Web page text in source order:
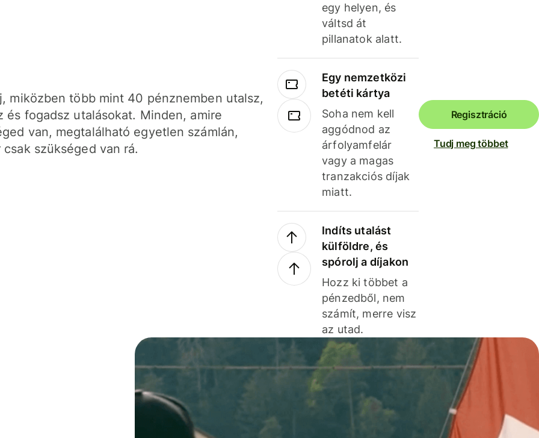
miközben több mint 40 pénznemben utalsz,
és fogadsz utalásokat. Minden, amire
van, megtalálható egyetlen számlán,
csak szükséged van rá.
egy helyen, és
váltsd át
pillanatok alatt.
Egy nemzetközi
betéti kártya
Soha nem kell
aggódnod az
árfolyamfelár
vagy a magas
tranzakciós díjak
miatt.
Indíts utalást
külföldre, és
spórolj a díjakon
Hozz ki többet a
pénzedből, nem
számít, merre visz
az utad.
Regisztráció
Tudj meg többet